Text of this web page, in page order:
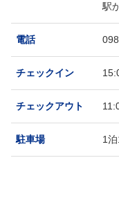
駅
電話
チェックイン
チェックアウト
駐車場 1